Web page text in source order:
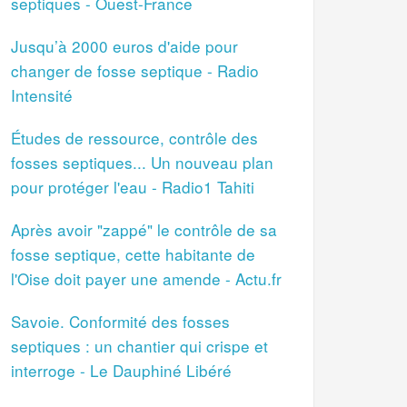
Jusqu’à 2000 euros d'aide pour
changer de fosse septique - Radio
Intensité
Études de ressource, contrôle des
fosses septiques... Un nouveau plan
pour protéger l'eau - Radio1 Tahiti
Après avoir "zappé" le contrôle de sa
fosse septique, cette habitante de
l'Oise doit payer une amende - Actu.fr
Savoie. Conformité des fosses
septiques : un chantier qui crispe et
interroge - Le Dauphiné Libéré